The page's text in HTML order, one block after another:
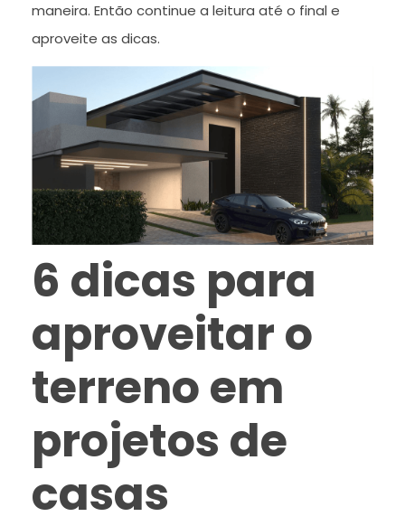
maneira. Então continue a leitura até o final e
aproveite as dicas.
6 dicas para
aproveitar o
terreno em
projetos de
casas